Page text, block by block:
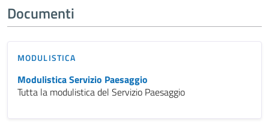
Documenti
MODULISTICA
Modulistica Servizio Paesaggio
Tutta la modulistica del Servizio Paesaggio